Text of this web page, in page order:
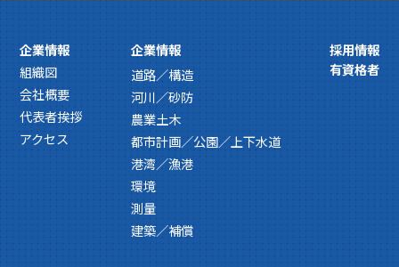
企業情報
組織図
会社概要
代表者挨拶
アクセス
企業情報
道路／構造
河川／砂防
農業土木
都市計画／公園／上下水道
港湾／漁港
環境
測量
建築／補償
採用情報
有資格者